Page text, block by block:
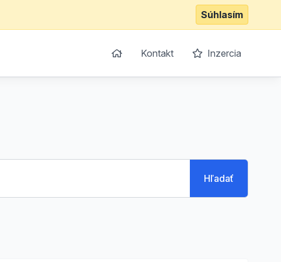
Súhlasím
Kontakt Inzercia
Hľadať